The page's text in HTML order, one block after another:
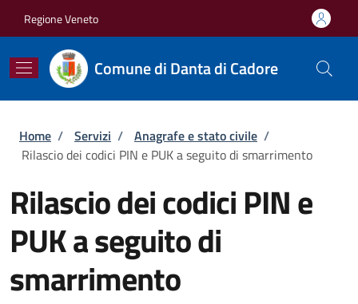
Regione Veneto
Comune di Danta di Cadore
Briciole di pane
Home / Servizi / Anagrafe e stato civile /
Rilascio dei codici PIN e PUK a seguito di smarrimento
Rilascio dei codici PIN e
PUK a seguito di
smarrimento